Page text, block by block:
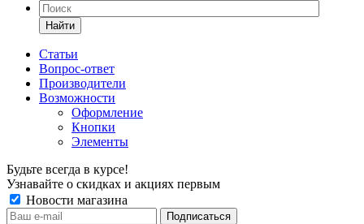
Найти
Статьи
Вопрос-ответ
Производители
Возможности
Оформление
Кнопки
Элементы
Будьте всегда в курсе!
Узнавайте о скидках и акциях первым
Новости магазина